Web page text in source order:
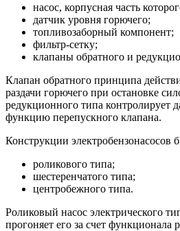
насос, корпусная часть
датчик уровня горючего;
топливозаборный компонент;
фильтр-сетку;
клапаны обратного и
Клапан обратного принципа
раздачи горючего при остановке
редукционного типа контролирует
функцию перепускного клапана.
Конструкции электробензонасосов
роликового типа;
шестеренчатого типа;
центробежного типа.
Роликовый насос электрического
прогоняет его за счет функционала